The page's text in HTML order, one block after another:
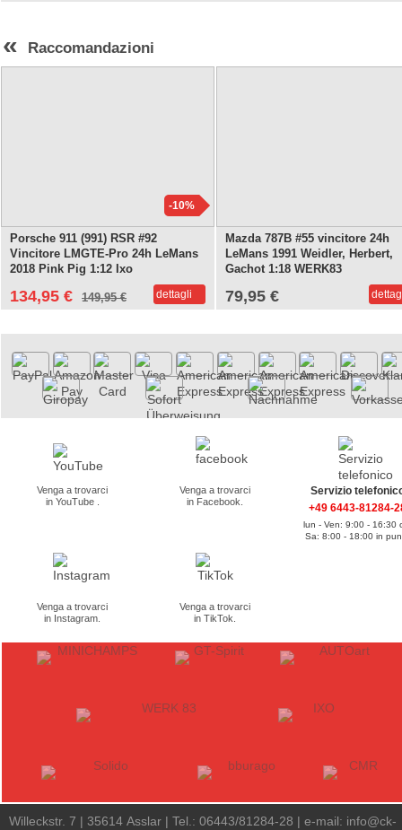
« Raccomandazioni
-10%
Porsche 911 (991) RSR #92
Vincitore LMGTE-Pro 24h LeMans
2018 Pink Pig 1:12 Ixo
134,95 € 149,95 € dettagli
Mazda 787B #55 vincitore 24h
LeMans 1991 Weidler, Herbert,
Gachot 1:18 WERK83
79,95 €
Venga a trovarci
in YouTube .
Venga a trovarci
in Facebook.
Venga a trovarci
in Instagram.
Venga a trovarci
in TikTok.
Servizio
+49 6443-81284-
lun - Ven: 9:00 - 16:30
Sa: 8:00 - 18:00 in
Willeckstr. 7 | 35614 Asslar | Tel.: 06443/81284-28 | e-mail: info@ck-